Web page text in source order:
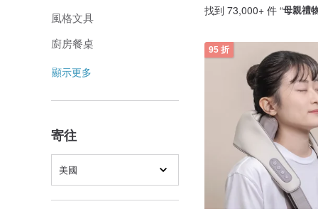
風格文具
廚房餐桌
顯示更多
寄往
美國
找到 73,000+ 件 “母親禮
95 折